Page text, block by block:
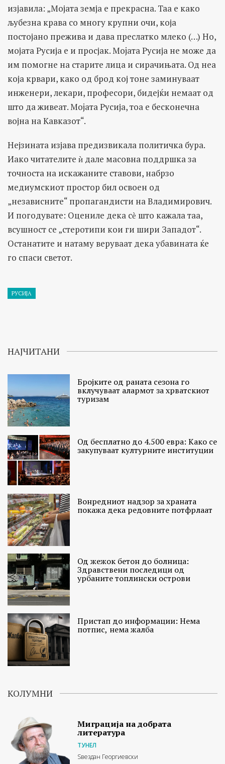
изјавила: „Мојата земја е прекрасна. Таа е како
љубезна крава со многу крупни очи, која
постојано прежива и дава преслатко млеко (…) Но,
мојата Русија е и просјак. Mojaта Русија не може да
им помогне на старите лица и сирачињата. Од неа
која крвари, како од брод кој тоне заминуваат
инженери, лекари, професори, бидејќи немаат од
што да живеат. Mojaта Русија, тоа е бесконечна
војна на Kaвказот“.
Нејзината изјава предизвикала политичка бура.
Иако читателите ѝ дале масовна поддршка за
точноста на искажаните ставови, набрзо
медиумскиот простор бил освоен од
„независните“ пропагандисти на Владимирович.
И погодувате: Оцениле дека сѐ што кажала таа,
всушност се „стеротипи кои ги шири Западот“.
Останатите и натаму веруваат дека убавината ќе
го спаси светот.
РУСИЈА
НАЈЧИТАНИ
Бројките од раната сезона го
вклучуваат алармот за хрватскиот
туризам
Од бесплатно до 4.500 евра: Како се
закупуваат културните институции
Вонредниот надзор за храната
покажа дека редовните потфрлаат
Од жежок бетон до болница:
Здравствени последици од
урбаните топлински острови
Пристап до информации: Нема
потпис, нема жалба
КОЛУМНИ
Миграција на добрата
литература
ТУНЕЛ
Ѕвездан Георгиевски